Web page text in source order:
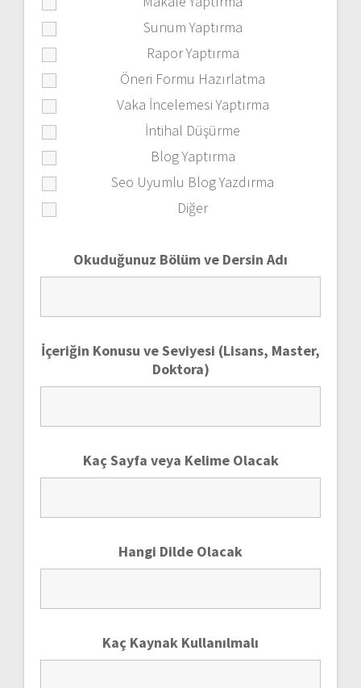
Sunum Yaptırma
Rapor Yaptırma
Öneri Formu Hazırlatma
Vaka İncelemesi Yaptırma
İntihal Düşürme
Blog Yaptırma
Seo Uyumlu Blog Yazdırma
Diğer
Okuduğunuz Bölüm ve Dersin Adı
İçeriğin Konusu ve Seviyesi (Lisans, Master,
Doktora)
Kaç Sayfa veya Kelime Olacak
Hangi Dilde Olacak
Kaç Kaynak Kullanılmalı